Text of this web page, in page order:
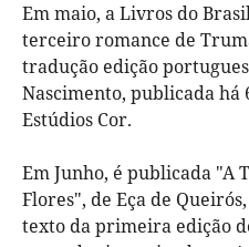
Em maio, a Livros do
terceiro romance de
tradução edição
Nascimento, publicada há
Estúdios Cor.
Em Junho, é publicada "A
Flores", de Eça de
texto da primeira edição